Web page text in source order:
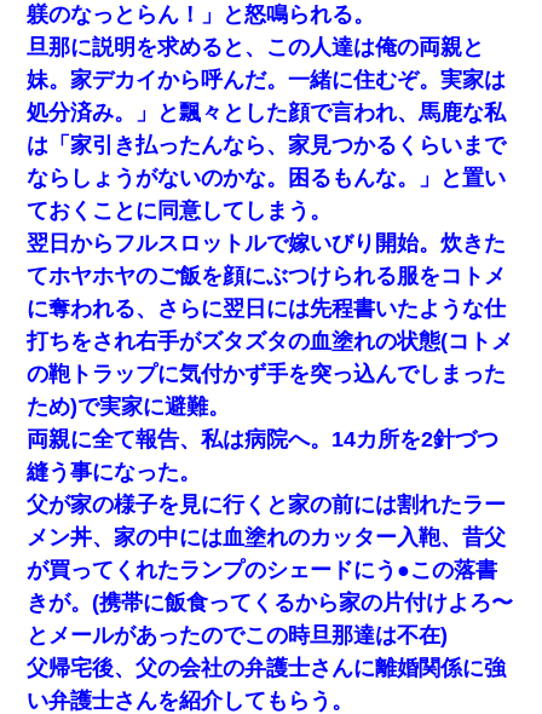
【画像】女の子「お母さん！！私ようやくファッションモデルに
選ばれたの！絶対見に来てね！」→悲しい結果がこれ・・・
裁判官「お互いに最後に言いたいことはありますか」バカ夫
「…」A「夫を一発殴らせてほしい」裁判官「どうぞ」
【まぬけ】夫「離婚だ！」私「わかった。で？」夫「慰謝料
だ！」私「いいけど弁護士通して。私も請求する」夫「」
ホテルに泊まったんだけど従業員が最悪だった。折角の旅行で何
故私が怒鳴られなきゃいけなかったのだ
高1のとき男に襲われ、不妊の叔母に頼まれて出産。→叔母夫婦が
養子縁組してアメリカに子供を連れ帰った。→9・11で叔母夫婦が
亡くなってしまい…
出張中の旦那から『フリンしやがって、このクズ』と電話が。私
「本当に家まで来たの？証拠は？」旦那「俺の言葉が信じられな
いのか！」→ 離婚後
日曜日、会社の窓を見ると同僚の姿。俺（あれ？ディズニーシー
じゃ？）→俺電話「今何してんの？」同僚「シーで並んでるこ
と！」俺「会社にいない？」→次の瞬間、すごい鳥肌が立った
嫁に不倫されたから嫁と不倫相手に1000万の慰謝料請求した
躾のなっとらん！」と怒鳴られる。
旦那に説明を求めると、この人達は俺の両親と
妹。家デカイから呼んだ。一緒に住むぞ。実家は
処分済み。」と飄々とした顔で言われ、馬鹿な私
は「家引き払ったんなら、家見つかるくらいまで
ならしょうがないのかな。困るもんな。」と置い
ておくことに同意してしまう。
翌日からフルスロットルで嫁いびり開始。炊きた
てホヤホヤのご飯を顔にぶつけられる服をコトメ
に奪われる、さらに翌日には先程書いたような仕
打ちをされ右手がズタズタの血塗れの状態(コトメ
の鞄トラップに気付かず手を突っ込んでしまった
ため)で実家に避難。
両親に全て報告、私は病院へ。14カ所を2針づつ
縫う事になった。
父が家の様子を見に行くと家の前には割れたラー
メン丼、家の中には血塗れのカッター入鞄、昔父
が買ってくれたランプのシェードにう●この落書
きが。(携帯に飯食ってくるから家の片付けよろ〜
とメールがあったのでこの時旦那達は不在)
父帰宅後、父の会社の弁護士さんに離婚関係に強
い弁護士さんを紹介してもらう。